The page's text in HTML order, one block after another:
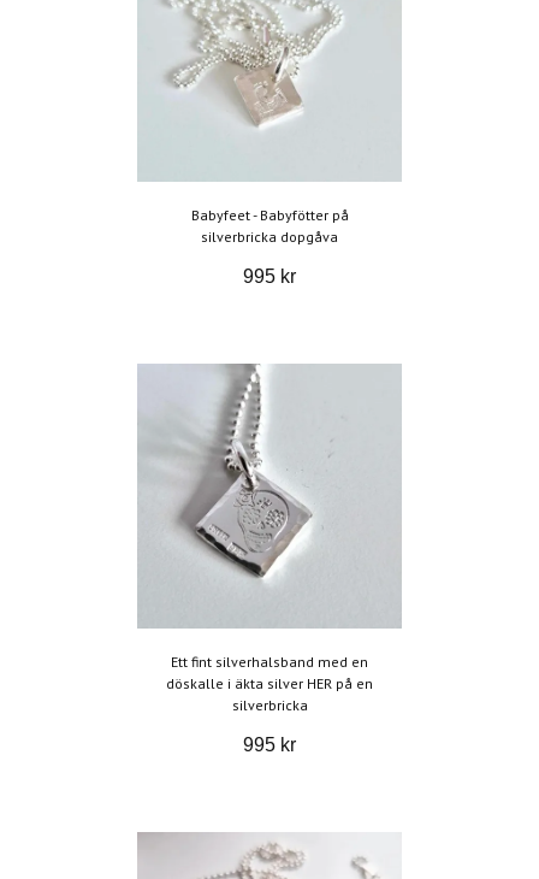
Babyfeet - Babyfötter på
silverbricka dopgåva
995 kr
Ett fint silverhalsband med en
döskalle i äkta silver HER på en
silverbricka
995 kr